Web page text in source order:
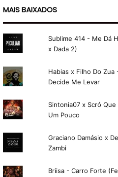
MAIS BAIXADOS
Sublime 414 - Me Dá
x Dada 2)
Habias x Filho Do Zua
Decide Me Levar
Sintonia07 x Scró
Um Pouco
Graciano Damásio x
Zambi
Briisa - Carro Forte